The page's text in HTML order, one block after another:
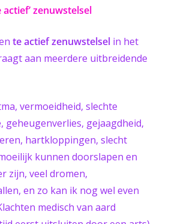
actief’ zenuwstelsel
teactief zenuwstelsel in het
aan meerdere uitbreidende
vermoeidheid, slechte
geheugenverlies, gejaagdheid,
hartkloppingen, slecht
kunnen doorslapen en
zijn, veel dromen,
en zo kan ik nog wel even
medisch van aard